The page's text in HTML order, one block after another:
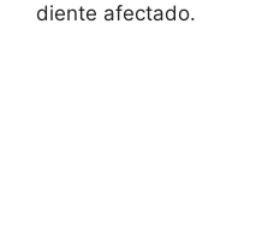
diente afectado.